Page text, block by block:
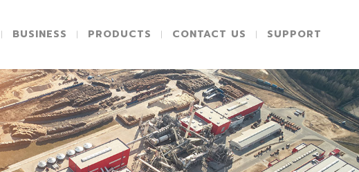
BUSINESS PRODUCTS CONTACT US SUPPORT